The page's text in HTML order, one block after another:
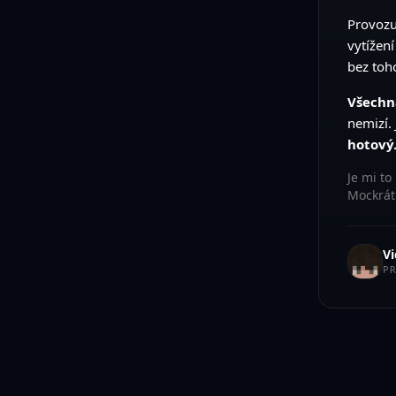
bez
hotový.
Je mi